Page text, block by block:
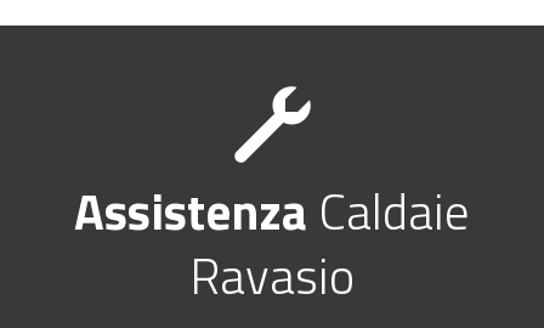
Assistenza Caldaie
Ravasio